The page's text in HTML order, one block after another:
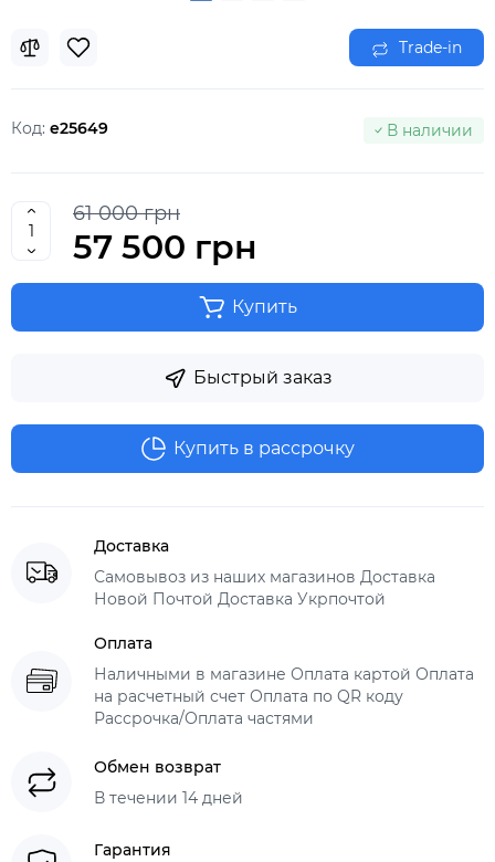
Trade-in
Код: e25649 В наличии
61 000 грн
57 500 грн
Купить
Быстрый заказ
Купить в рассрочку
Доставка
Самовывоз из наших магазинов Доставка
Новой Почтой Доставка Укрпочтой
Оплата
Наличными в магазине Оплата картой Оплата
на расчетный счет Оплата по QR коду
Рассрочка/Оплата частями
Обмен возврат
В течении 14 дней
Гарантия